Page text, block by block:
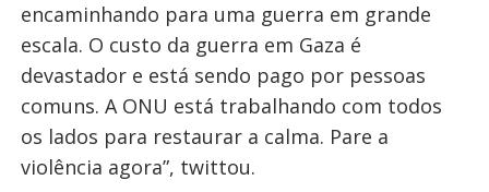
encaminhando para uma guerra em grande
escala. O custo da guerra em Gaza é
devastador e está sendo pago por pessoas
comuns. A ONU está trabalhando com todos
os lados para restaurar a calma. Pare a
violência agora”, twittou.